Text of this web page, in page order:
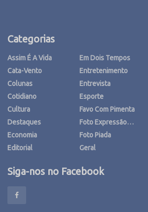
Categorias
Assim É A Vida
Cata-Vento
Colunas
Cotidiano
Cultura
Destaques
Economia
Editorial
Em Dois Tempos
Entretenimento
Entrevista
Esporte
Favo Com Pimenta
Foto Expressão…
Foto Piada
Geral
Siga-nos no Facebook